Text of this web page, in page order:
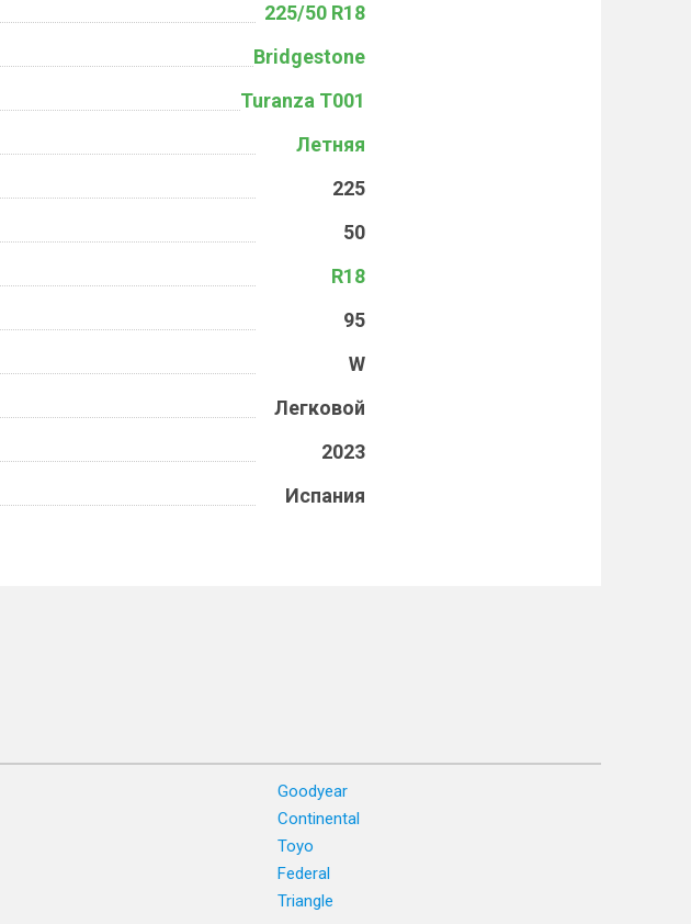
225/50 R18
Bridgestone
Turanza T001
Летняя
225
50
R18
95
W
Легковой
2023
Испания
Goodyear
Continental
Toyo
Federal
Triangle